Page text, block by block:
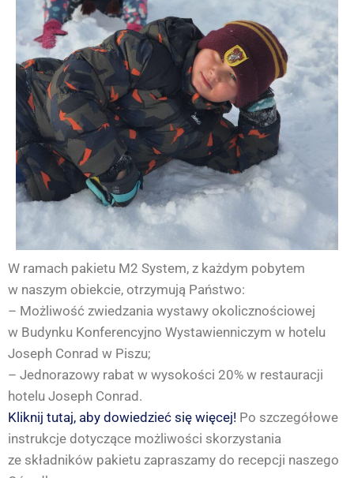
W ramach pakietu M2 System, z każdym pobytem
w naszym obiekcie, otrzymują Państwo:
– Możliwość zwiedzania wystawy okolicznościowej
w Budynku Konferencyjno Wystawienniczym w hotelu
Joseph Conrad w Piszu;
– Jednorazowy rabat w wysokości 20% w restauracji
hotelu Joseph Conrad.
Kliknij tutaj, aby dowiedzieć się więcej! Po szczegółowe
instrukcje dotyczące możliwości skorzystania
ze składników pakietu zapraszamy do recepcji naszego